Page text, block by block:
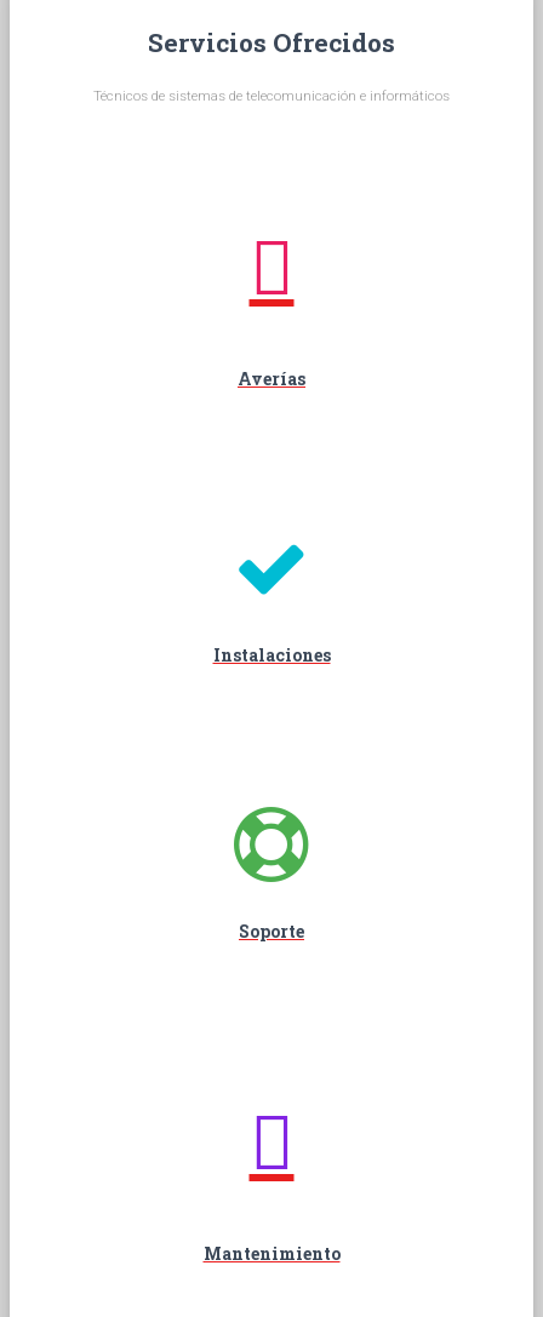
Servicios Ofrecidos
Técnicos de sistemas de telecomunicación e informáticos
Averías
Instalaciones
Soporte
Mantenimiento